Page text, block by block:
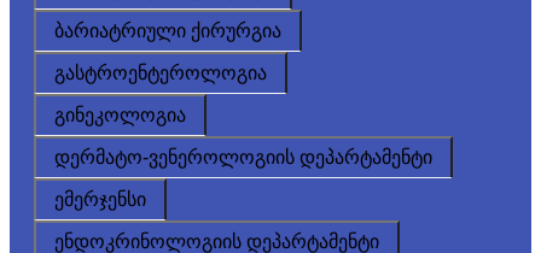
ბარიატრიული ქირურგია
გასტროენტეროლოგია
გინეკოლოგია
დერმატო-ვენეროლოგიის დეპარტამენტი
ემერჯენსი
ენდოკრინოლოგიის დეპარტამენტი